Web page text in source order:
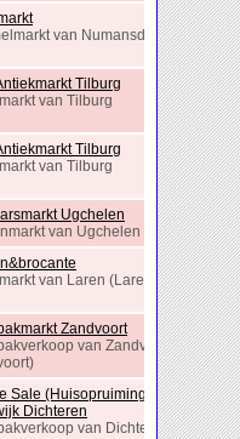
van Numansdorp
Tilburg
van Tilburg
Tilburg
van Tilburg
Ugchelen
van Ugchelen
van Laren (Laren)
Zandvoort
van Zandvoort
Sale (Huisopruiming) Doetinchem
Dichteren
van Dichteren